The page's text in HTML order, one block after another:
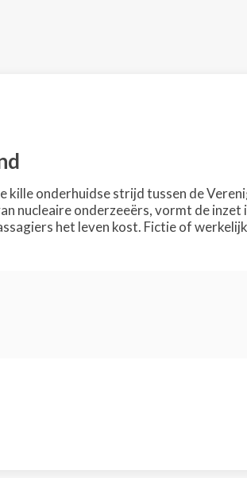
kille onderhuidse strijd tussen de
nucleaire onderzeeërs, vormt de
het leven kost. Fictie of